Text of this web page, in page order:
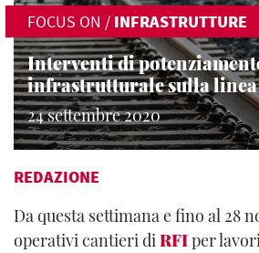
FOCUS ON / INFRASTRUTTURE
Interventi di
infrastrutturale sulla linea
24 settembre 2020
REDAZIONE
Da questa settimana e fino al 28
operativi cantieri diRFIper